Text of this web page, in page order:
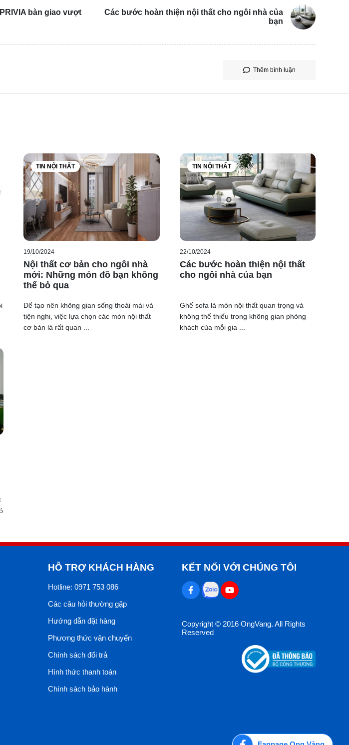
bàn giao vượt
Các bước hoàn thiện nội thất cho ngôi nhà của
bạn
Thêm bình luận
TIN NỘI THẤT
19/10/2024
Nội thất cơ bản cho ngôi nhà
mới: Những món đồ bạn không
thể bỏ qua
Để tạo nên không gian sống thoải mái và
tiện nghi, việc lựa chọn các món nội thất
cơ bản là rất quan ...
TIN NỘI THẤT
22/10/2024
Các bước hoàn thiện nội thất
cho ngôi nhà của bạn
Ghế sofa là món nội thất quan trọng và
không thể thiếu trong không gian phòng
khách của mỗi gia ...
HỖ TRỢ KHÁCH HÀNG
Hotline: 0971 753 086
Các câu hỏi thường gặp
Hướng dẫn đặt hàng
Phương thức vận chuyển
Chính sách đổi trả
Hình thức thanh toán
Chính sách bảo hành
KẾT NỐI VỚI CHÚNG TÔI
Copyright © 2016 OngVang. All Rights
Reserved